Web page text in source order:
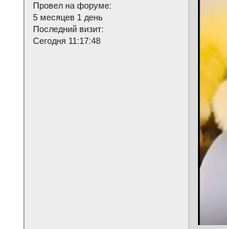
Провел на форуме:
5 месяцев 1 день
Последний визит:
Сегодня 11:17:48